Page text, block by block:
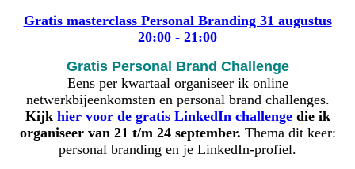
Gratis masterclass Personal Branding 31 augustus
20:00 - 21:00
Gratis Personal Brand Challenge
Eens per kwartaal organiseer ik online
netwerkbijeenkomsten en personal brand challenges.
Kijk hier voor de gratis LinkedIn challenge die ik
organiseer van 21 t/m 24 september. Thema dit keer:
personal branding en je LinkedIn-profiel.